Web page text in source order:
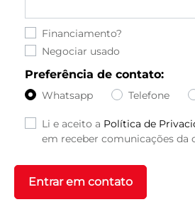
Financiamento?
Negociar usado
Preferência de contato:
Whatsapp Telefone
Li e aceito a Política de
em receber comunicações da
Entrar em contato